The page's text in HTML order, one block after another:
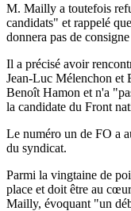
M. Mailly a toutefois
candidats" et rappelé
donnera pas de
Il a précisé avoir
Jean-Luc Mélenchon et
Benoît Hamon et n'a
la candidate du Front
Le numéro un de FO a
du syndicat.
Parmi la vingtaine de
place et doit être au
Mailly, évoquant "un